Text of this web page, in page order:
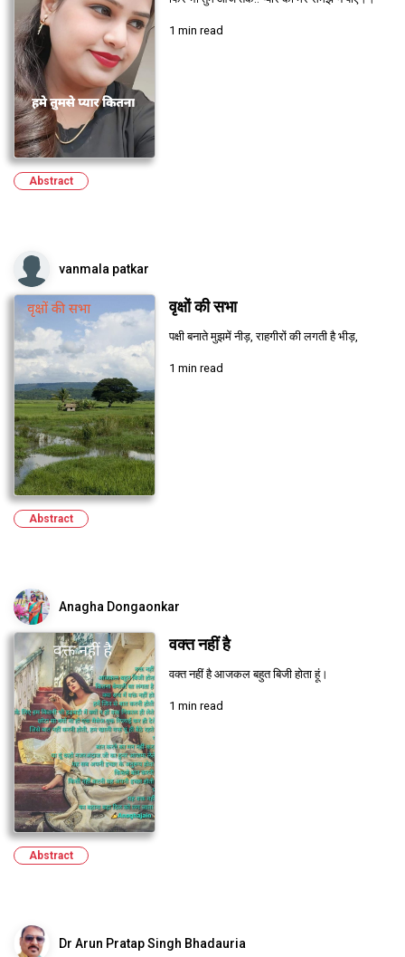
1 min read
Abstract
vanmala patkar
वृक्षों की सभा
पक्षी बनाते मुझमें नीड़, राहगीरों की लगती है भीड़,
1 min read
Abstract
Anagha Dongaonkar
वक्त नहीं है
वक्त नहीं है आजकल बहुत बिजी होता हूं।
1 min read
Abstract
Dr Arun Pratap Singh Bhadauria